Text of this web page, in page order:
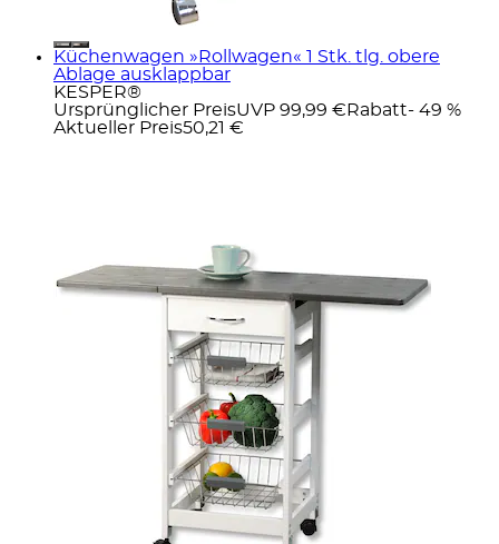
Küchenwagen »Rollwagen« 1 Stk. tlg. obere
Ablage ausklappbar
KESPER®
Ursprünglicher PreisUVP 99,99 € Rabatt- 49 %
Aktueller Preis50,21 €